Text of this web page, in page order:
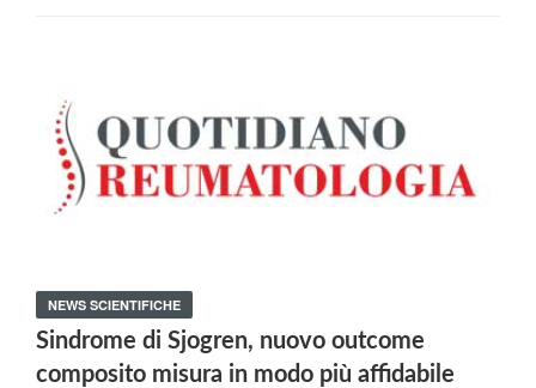
NEWS SCIENTIFICHE
Sindrome di Sjogren, nuovo outcome
composito misura in modo più affidabile